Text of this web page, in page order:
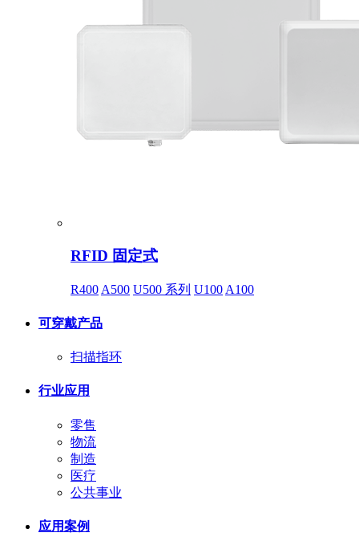
RFID 固定式
R400 A500 U500 系列 U100 A100
可穿戴产品
扫描指环
行业应用
零售
物流
制造
医疗
公共事业
应用案例